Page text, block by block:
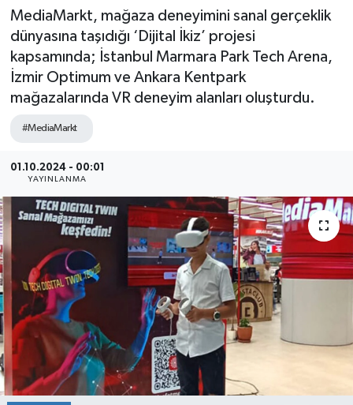
MediaMarkt, mağaza deneyimini sanal gerçeklik
dünyasına taşıdığı ‘Dijital İkiz’ projesi
kapsamında; İstanbul Marmara Park Tech Arena,
İzmir Optimum ve Ankara Kentpark
mağazalarında VR deneyim alanları oluşturdu.
#MediaMarkt
01.10.2024 - 00:01
YAYINLANMA
HABERLER
KAPAK
SÖYLEŞİ
ÜLKE
YAŞAM